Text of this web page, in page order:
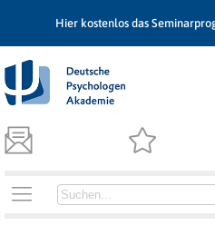
Hier kostenlos das